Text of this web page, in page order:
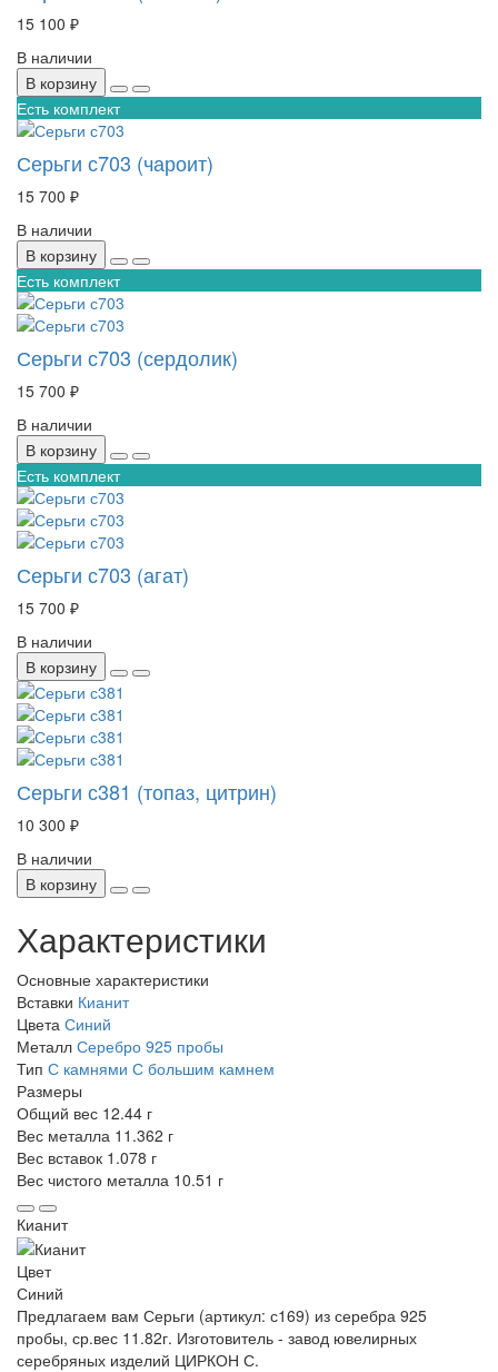
15 100 ₽
В наличии
В корзину
Есть комплект
Серьги с703 (чароит)
15 700 ₽
В наличии
В корзину
Есть комплект
Серьги с703 (сердолик)
15 700 ₽
В наличии
В корзину
Есть комплект
Серьги с703 (агат)
15 700 ₽
В наличии
В корзину
Серьги с381 (топаз, цитрин)
10 300 ₽
В наличии
В корзину
Характеристики
Основные характеристики
Вставки Кианит
Цвета Синий
Металл Серебро 925 пробы
Тип С камнями С большим камнем
Размеры
Общий вес 12.44 г
Вес металла 11.362 г
Вес вставок 1.078 г
Вес чистого металла 10.51 г
Кианит
Цвет
Синий
Предлагаем вам Серьги (артикул: с169) из серебра 925
пробы, ср.вес 11.82г. Изготовитель - завод ювелирных
серебряных изделий ЦИРКОН С.